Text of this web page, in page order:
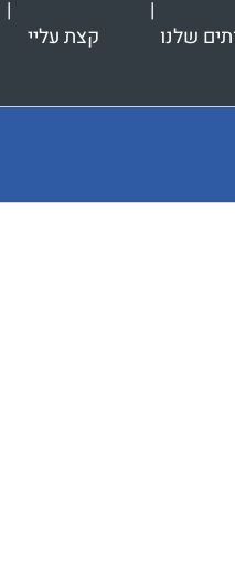
שלנו קצת עליי